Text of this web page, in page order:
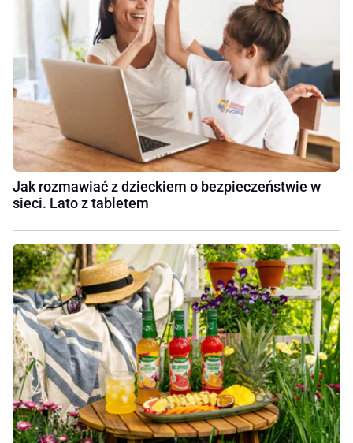
Jak rozmawiać z dzieckiem o bezpieczeństwie w
sieci. Lato z tabletem